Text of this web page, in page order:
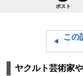
ポスト
この
ヤクルト芸術家